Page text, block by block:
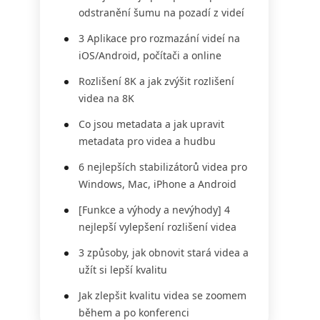
odstranění šumu na pozadí z videí
3 Aplikace pro rozmazání videí na
iOS/Android, počítači a online
Rozlišení 8K a jak zvýšit rozlišení
videa na 8K
Co jsou metadata a jak upravit
metadata pro videa a hudbu
6 nejlepších stabilizátorů videa pro
Windows, Mac, iPhone a Android
[Funkce a výhody a nevýhody] 4
nejlepší vylepšení rozlišení videa
3 způsoby, jak obnovit stará videa a
užít si lepší kvalitu
Jak zlepšit kvalitu videa se zoomem
během a po konferenci